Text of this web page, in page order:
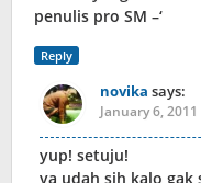
penulis pro SM –‘
Reply
novika says:
January 6,
yup! setuju!
ya udah sih kalo gak